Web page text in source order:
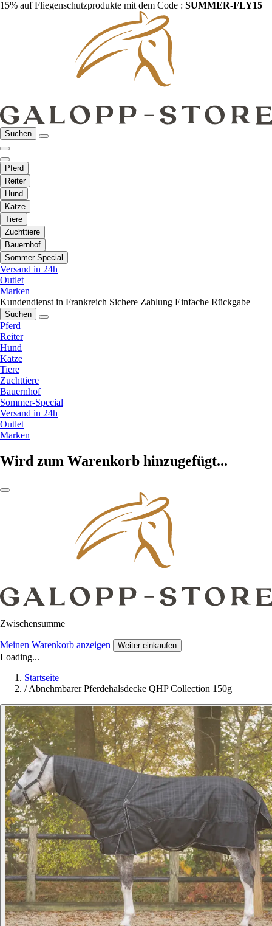
15% auf Fliegenschutzprodukte mit dem Code : SUMMER-FLY15
Suchen
Pferd
Reiter
Hund
Katze
Tiere
Zuchttiere
Bauernhof
Sommer-Special
Versand in 24h
Outlet
Marken
Kundendienst in Frankreich Sichere Zahlung Einfache Rückgabe
Suchen
Pferd
Reiter
Hund
Katze
Tiere
Zuchttiere
Bauernhof
Sommer-Special
Versand in 24h
Outlet
Marken
Wird zum Warenkorb hinzugefügt...
Zwischensumme
Meinen Warenkorb anzeigen Weiter einkaufen
Loading...
Startseite
/Abnehmbarer Pferdehalsdecke QHP Collection 150g